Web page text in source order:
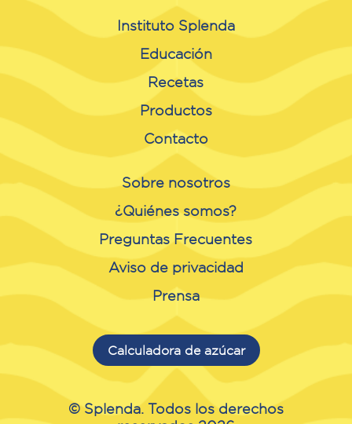
Instituto Splenda
Educación
Recetas
Productos
Contacto
Sobre nosotros
¿Quiénes somos?
Preguntas Frecuentes
Aviso de privacidad
Prensa
Calculadora de azúcar
© Splenda. Todos los derechos